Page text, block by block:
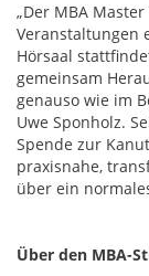
„Der MBA
Veranstaltungen
Hörsaal
gemeinsam
genauso wie im
Uwe Sponholz.
Spende zur
praxisnahe,
über ein
Über den MBA-